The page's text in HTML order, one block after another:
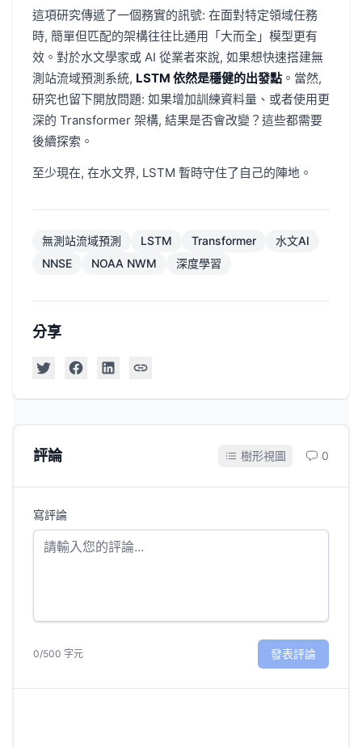
這項研究傳遞了一個務實的訊號: 在面對特定領域任務
時, 簡單但匹配的架構往往比通用「大而全」模型更有
效。對於水文學家或 AI 從業者來說, 如果想快速搭建無
測站流域預測系統, LSTM 依然是穩健的出發點 。當然,
研究也留下開放問題: 如果增加訓練資料量、或者使用更
深的 Transformer 架構, 結果是否會改變？這些都需要
後續探索。
至少現在, 在水文界, LSTM 暫時守住了自己的陣地。
無測站流域預測 LSTM Transformer
水文AI
NNSE
NOAA NWM 深度學習
分享
評論 樹形視圖 0
寫評論
0/500 字元 發表評論